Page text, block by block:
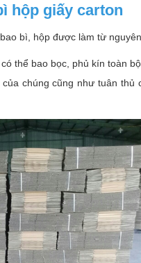
hộp giấy carton
bì, hộp được làm từ
thể bao bọc, phủ kín toàn
chúng cũng như tuân